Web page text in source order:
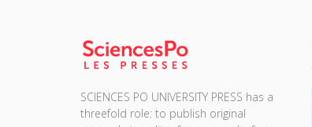
SCIENCES PO UNIVERSITY PRESS has a
threefold role: to publish original